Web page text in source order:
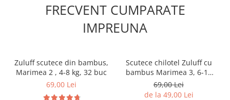
FRECVENT CUMPARATE
IMPREUNA
Zuluff scutece din bambus,
Marimea 2 , 4-8 kg, 32 buc
69,00 Lei
Scutece chilotel Zuluff cu
bambus Marimea 3, 6-11
kg, 30 buc
69,00 Lei
de la 49,00 Lei